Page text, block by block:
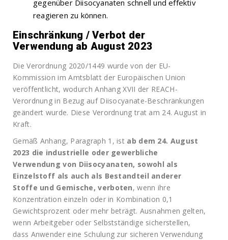
gegenüber Diisocyanaten schnell und effektiv
reagieren zu können.
Einschränkung / Verbot der
Verwendung ab August 2023
Die Verordnung 2020/1449 wurde von der EU-
Kommission im Amtsblatt der Europäischen Union
veröffentlicht, wodurch Anhang XVII der REACH-
Verordnung in Bezug auf Diisocyanate-Beschränkungen
geändert wurde. Diese Verordnung trat am 24. August in
Kraft.
Gemäß Anhang, Paragraph 1, ist ab dem 24. August
2023 die industrielle oder gewerbliche
Verwendung von Diisocyanaten, sowohl als
Einzelstoff als auch als Bestandteil anderer
Stoffe und Gemische, verboten, wenn ihre
Konzentration einzeln oder in Kombination 0,1
Gewichtsprozent oder mehr beträgt. Ausnahmen gelten,
wenn Arbeitgeber oder Selbstständige sicherstellen,
dass Anwender eine Schulung zur sicheren Verwendung